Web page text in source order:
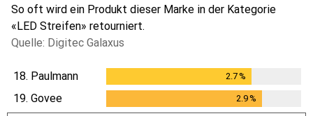
So oft wird ein Produkt dieser Marke in der Kategorie
«LED Streifen» retourniert.
Quelle: Digitec Galaxus
18. Paulmann 2.7%
19. Govee 2.9%